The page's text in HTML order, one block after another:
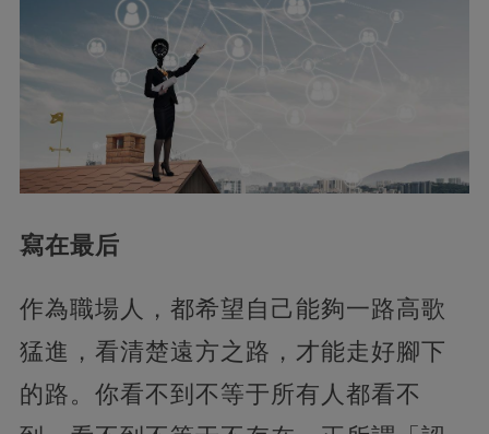
寫在最后
作為職場人，都希望自己能夠一路高歌
猛進，看清楚遠方之路，才能走好腳下
的路。你看不到不等于所有人都看不